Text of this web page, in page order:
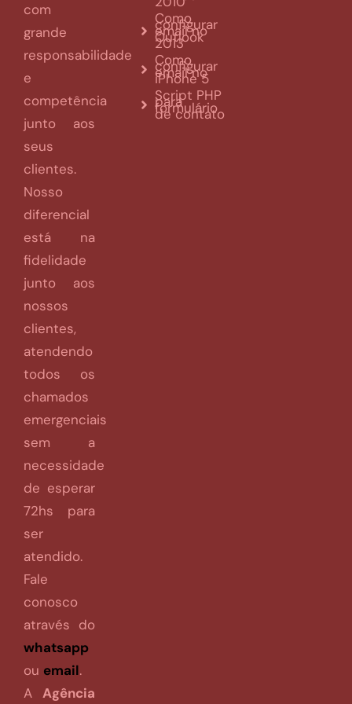
com
grande
responsabilidade
e
competência
junto aos
seus
clientes.
Nosso
diferencial
está na
fidelidade
junto aos
nossos
clientes,
atendendo
todos os
chamados
emergenciais
sem a
necessidade
de esperar
72hs para
ser
atendido.
Fale
conosco
através do
whatsapp
ou email.
A Agência
Como
configurar
email no
Outlook
2013
Como
configurar
email no
iPhone 5
Script PHP
para
formulário
de contato